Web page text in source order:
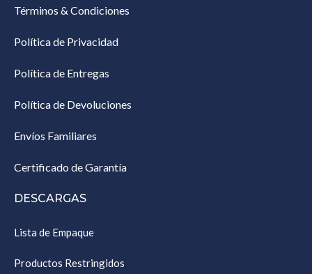
Términos & Condiciones
Política de Privacidad
Política de Entregas
Política de Devoluciones
Envíos Familiares
Certificado de Garantía
DESCARGAS
Lista de Empaque
Productos Restringidos